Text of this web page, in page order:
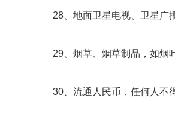
28、地面卫星电视、卫星广
29、烟草、烟草制品，如烟
30、流通人民币，任何人不